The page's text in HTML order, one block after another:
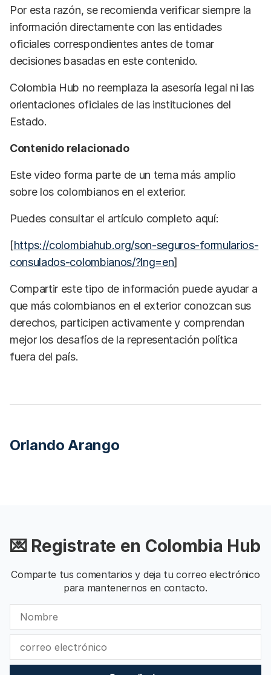
Por esta razón, se recomienda verificar siempre la
información directamente con las entidades
oficiales correspondientes antes de tomar
decisiones basadas en este contenido.
Colombia Hub no reemplaza la asesoría legal ni las
orientaciones oficiales de las instituciones del
Estado.
Contenido relacionado
Este video forma parte de un tema más amplio
sobre los colombianos en el exterior.
Puedes consultar el artículo completo aquí:
[https://colombiahub.org/son-seguros-formularios-
consulados-colombianos/?lng=en]
Compartir este tipo de información puede ayudar a
que más colombianos en el exterior conozcan sus
derechos, participen activamente y comprendan
mejor los desafíos de la representación política
fuera del país.
Orlando Arango
💌 Registrate en Colombia Hub
Comparte tus comentarios y deja tu correo electrónico
para mantenernos en contacto.